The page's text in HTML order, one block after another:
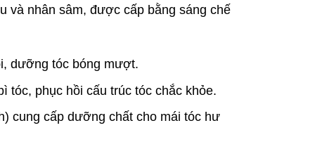
và nhân sâm, được cấp bằng sáng chế
dưỡng tóc bóng mượt.
tóc, phục hồi cấu trúc tóc chắc khỏe.
cung cấp dưỡng chất cho mái tóc hư